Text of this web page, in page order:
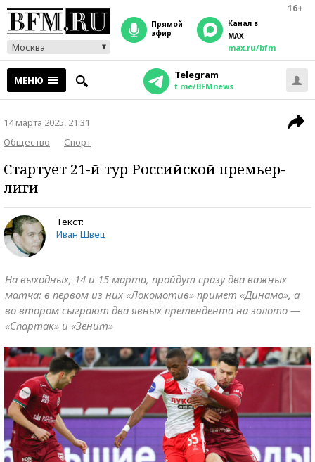
16+
Москва
прямой
эфир
Канал в
MAX
max.ru/bfm
МЕНЮ Telegram
t.me/BFMnews
14 марта 2025, 21:31
Общество
Спорт
Стартует 21-й тур Российской премьер-
лиги
Текст:
Иван Швец
На выходных, 14 и 15 марта, пройдут сразу два важных
матча: в первом из них «Локомотив» примет «Динамо», а
во втором сыграют два явных претендента на золото —
«Спартак» и «Зенит»